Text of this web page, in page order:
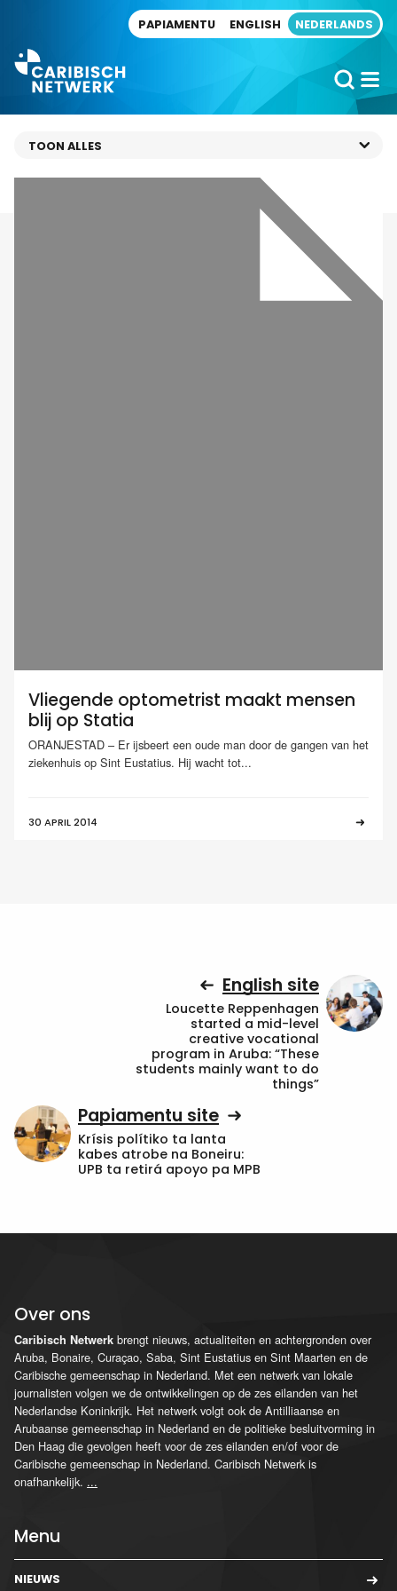
PAPIAMENTU ENGLISH NEDERLANDS
Vliegende optometrist maakt mensen
blij op Statia
ORANJESTAD – Er ijsbeert een oude man door de gangen van het
ziekenhuis op Sint Eustatius. Hij wacht tot...
30 APRIL 2014
English site
Loucette Reppenhagen
started a mid-level
creative vocational
program in Aruba: “These
students mainly want to do
things”
Papiamentu site
Krísis polítiko ta lanta
kabes atrobe na Boneiru:
UPB ta retirá apoyo pa MPB
Over ons
Caribisch Netwerk brengt nieuws, actualiteiten en achtergronden over
Aruba, Bonaire, Curaçao, Saba, Sint Eustatius en Sint Maarten en de
Caribische gemeenschap in Nederland. Met een netwerk van lokale
journalisten volgen we de ontwikkelingen op de zes eilanden van het
Nederlandse Koninkrijk. Het netwerk volgt ook de Antilliaanse en
Arubaanse gemeenschap in Nederland en de politieke besluitvorming in
Den Haag die gevolgen heeft voor de zes eilanden en/of voor de
Caribische gemeenschap in Nederland. Caribisch Netwerk is
onafhankelijk. ...
Menu
NIEUWS